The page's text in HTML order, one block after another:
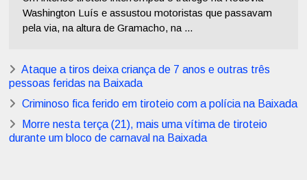
Washington Luís e assustou motoristas que passavam
pela via, na altura de Gramacho, na ...
Ataque a tiros deixa criança de 7 anos e outras três
pessoas feridas na Baixada
Criminoso fica ferido em tiroteio com a polícia na Baixada
Morre nesta terça (21), mais uma vítima de tiroteio
durante um bloco de carnaval na Baixada